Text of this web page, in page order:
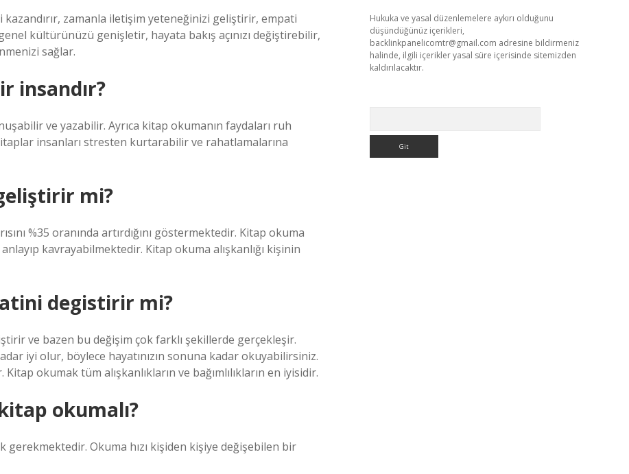
kazandırır, zamanla iletişim yeteneğinizi geliştirir, empati
kültürünüzü genişletir, hayata bakış açınızı değiştirebilir,
sağlar.
insandır?
ve yazabilir. Ayrıca kitap okumanın faydaları ruh
insanları stresten kurtarabilir ve rahatlamalarına
mi?
%35 oranında artırdığını göstermektedir. Kitap okuma
kavrayabilmektedir. Kitap okuma alışkanlığı kişinin
degistirir mi?
ve bazen bu değişim çok farklı şekillerde gerçekleşir.
iyi olur, böylece hayatınızın sonuna kadar okuyabilirsiniz.
okumak tüm alışkanlıkların ve bağımlılıkların en iyisidir.
okumalı?
Okuma hızı kişiden kişiye değişebilen bir
Hukuka ve yasal düzenlemelere aykırı olduğunu
düşündüğünüz içerikleri,
backlinkpanelicomtr@gmail.com adresine bildirmeniz
halinde, ilgili içerikler yasal süre içerisinde sitemizden
kaldırılacaktır.